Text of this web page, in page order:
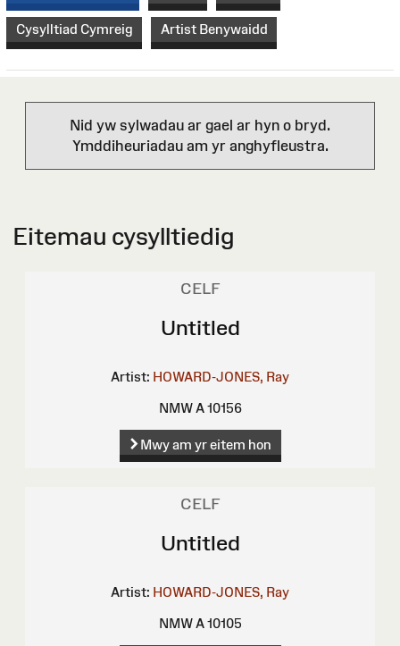
Cysylltiad Cymreig Artist Benywaidd
Nid yw sylwadau ar gael ar hyn o bryd.
Ymddiheuriadau am yr anghyfleustra.
Eitemau cysylltiedig
CELF
Untitled
Artist: HOWARD-JONES, Ray
NMW A 10156
Mwy am yr eitem hon
CELF
Untitled
Artist: HOWARD-JONES, Ray
NMW A 10105